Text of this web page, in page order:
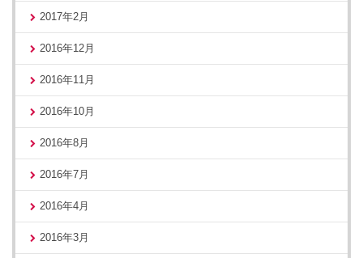
2017年2月
2016年12月
2016年11月
2016年10月
2016年8月
2016年7月
2016年4月
2016年3月